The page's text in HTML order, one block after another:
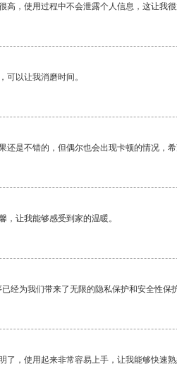
高，使用过程中不会泄露个人信息，这让我
可以让我消磨时间。
还是不错的，但偶尔也会出现卡顿的情况，希
，让我能够感受到家的温暖。
经为我们带来了无限的隐私保护和安全性保护
了，使用起来非常容易上手，让我能够快速熟